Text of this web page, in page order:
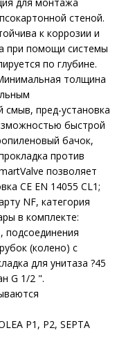
стеной.
к коррозии и
при помощи системы
по глубине.
толщина
смыв, пред-установка
быстрой
бачок,
против
позволяет
CE EN 14055 CL1;
NF, категория
в комплекте:
подсоединения
(колено) с
для унитаза ?45
G 1/2 ".
P1, P2, SEPTA